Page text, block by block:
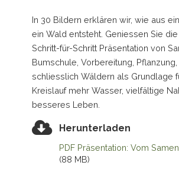
In 30 Bildern erklären wir, wie aus
ein Wald entsteht. Geniessen Sie
Schritt-für-Schritt Präsentation von
Bumschule, Vorbereitung,
schliesslich Wäldern als Grundlage
Kreislauf mehr Wasser, vielfältige
besseres Leben.
Herunterladen
PDF Präsentation: Vom
(88 MB)